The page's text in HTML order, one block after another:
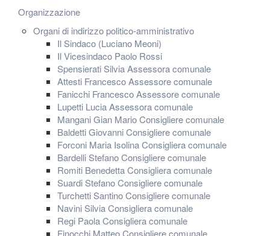
Organizzazione
Organi di indirizzo politico-amministrativo
Il Sindaco (Luciano Meoni)
Il Vicesindaco Paolo Rossi
Spensierati Silvia Assessora comunale
Attesti Francesco Assessore comunale
Fanicchi Francesco Assessore comunale
Lupetti Lucia Assessora comunale
Mangani Gian Mario Consigliere comunale
Baldetti Giovanni Consigliere comunale
Forconi Maria Isolina Consigliera comunale
Bardelli Stefano Consigliere comunale
Romiti Benedetta Consigliera comunale
Suardi Stefano Consigliere comunale
Turchetti Santino Consigliere comunale
Navini Silvia Consigliera comunale
Regi Paola Consigliera comunale
Finocchi Matteo Consigliere comunale